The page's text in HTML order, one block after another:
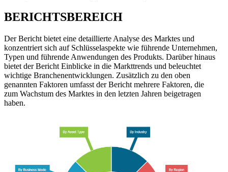
BERICHTSBEREICH
Der Bericht bietet eine detaillierte Analyse des Marktes und
konzentriert sich auf Schlüsselaspekte wie führende Unternehmen,
Typen und führende Anwendungen des Produkts. Darüber hinaus
bietet der Bericht Einblicke in die Markttrends und beleuchtet
wichtige Branchenentwicklungen. Zusätzlich zu den oben
genannten Faktoren umfasst der Bericht mehrere Faktoren, die
zum Wachstum des Marktes in den letzten Jahren beigetragen
haben.